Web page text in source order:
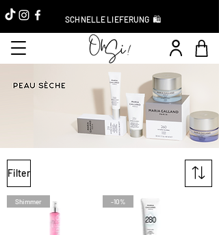
SCHNELLE LIEFERUNG 🛍️
Filter
Shimmer -10%